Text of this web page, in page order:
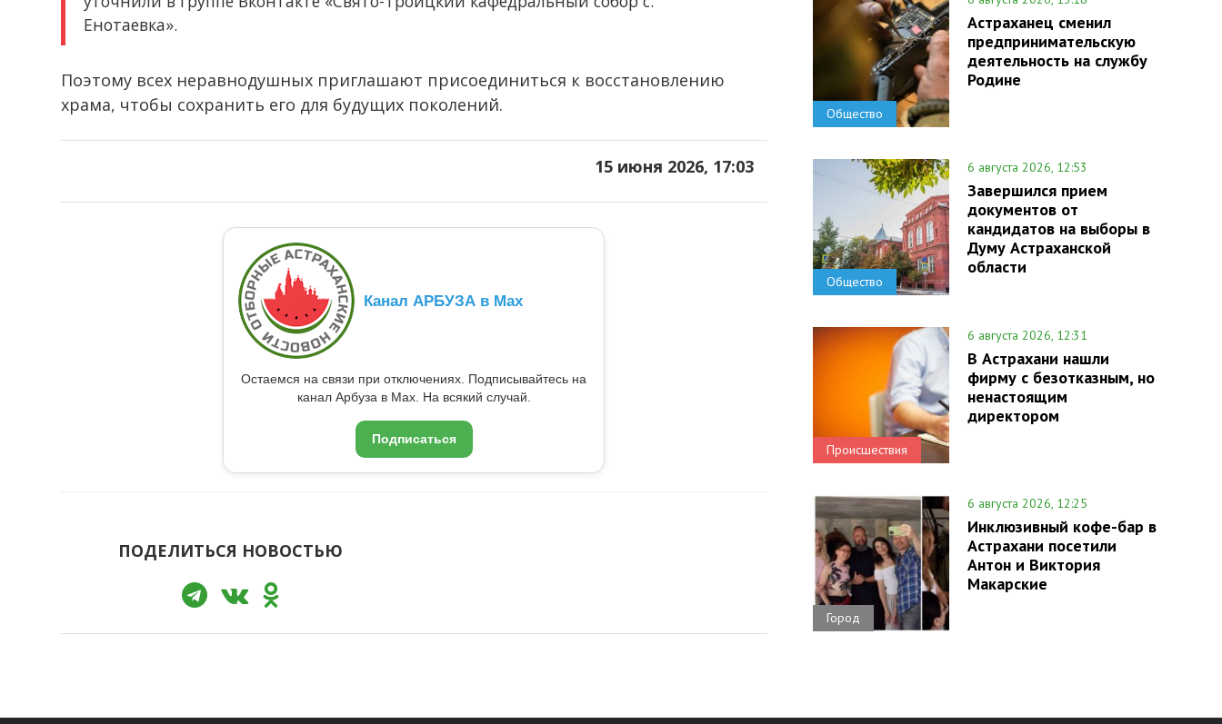
Енотаевка».
Поэтому всех неравнодушных приглашают присоединиться к восстановлению
храма, чтобы сохранить его для будущих поколений.
15 июня 2026, 17:03
Канал АРБУЗА в Max
Остаемся на связи при отключениях. Подписывайтесь на
канал Арбуза в Max. На всякий случай.
Подписаться
ПОДЕЛИТЬСЯ НОВОСТЬЮ
Общество
Астраханец сменил
предпринимательскую
деятельность на службу
Родине
Общество
6 августа 2026, 12:53
Завершился прием
документов от
кандидатов на выборы в
Думу Астраханской
области
Происшествия
6 августа 2026, 12:31
В Астрахани нашли
фирму с безотказным, но
ненастоящим
директором
Город
6 августа 2026, 12:25
Инклюзивный кофе-бар в
Астрахани посетили
Антон и Виктория
Макарские